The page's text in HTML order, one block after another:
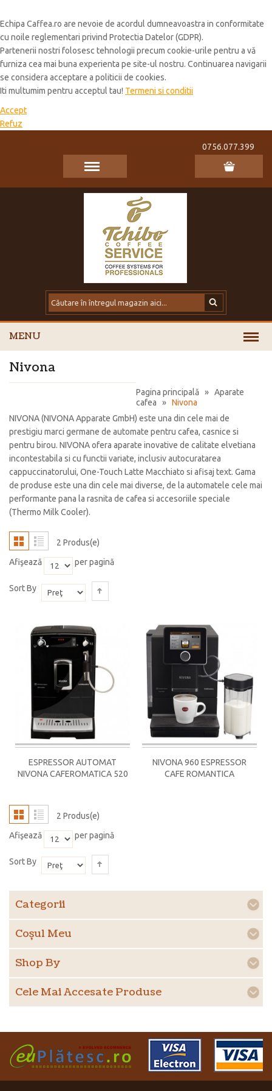
Echipa Caffea.ro are nevoie de acordul dumneavoastra in conformitate
cu noile reglementari privind Protectia Datelor (GDPR).
Partenerii nostri folosesc tehnologii precum cookie-urile pentru a vă
furniza cea mai buna experienta pe site-ul nostru. Continuarea navigarii
se considera acceptare a politicii de cookies.
Iti multumim pentru acceptul tau! Termeni si conditii
Accept
Refuz
0756.077.399
MENU
Pagina principală » Aparate
cafea
» Nivona
Nivona
NIVONA (NIVONA Apparate GmbH) este una din cele mai de
prestigiu marci germane de automate pentru cafea, casnice si
pentru birou. NIVONA ofera aparate inovative de calitate elvetiana
incontestabila si cu functii variate, inclusiv autocuratarea
cappuccinatorului, One-Touch Latte Macchiato si afisaj text. Gama
de produse este una din cele mai diverse, de la automatele cele mai
performante pana la rasnita de cafea si accesoriile speciale
(Thermo Milk Cooler).
2 Produs(e)
Afişează
per pagină
Sort By
ESPRESSOR AUTOMAT
NIVONA CAFEROMATICA 520
NIVONA 960 ESPRESSOR
CAFE ROMANTICA
2 Produs(e)
Afişează
per pagină
Sort By
Categorii
Coşul Meu
Shop By
Cele Mai Accesate Produse